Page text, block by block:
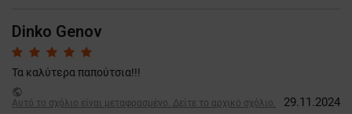
Dinko Genov
Τα καλύτερα παπούτσια!!!
public
Αυτό το σχόλιο είναι μεταφρασμένο. Δείτε το αρχικό σχόλιο.
29.11.2024